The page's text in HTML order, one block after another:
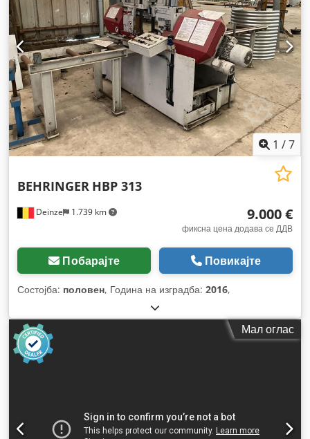
1 /7
Deinze 1.739 km
BEHRINGER HBP 313
9.000 €
фиксна цена додава се ДДВ
Побарајте Повикајте
Состојба: половен, Година на изградба: 2016,
Мал оглас